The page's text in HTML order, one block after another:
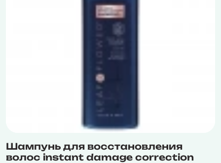
Шампунь для восстановления
волос instant damage correction